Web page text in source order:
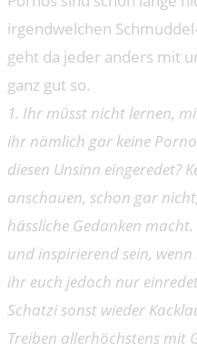
irgendwelchen
geht da jeder anders mit
ganz gut so.
1. Ihr müsst nicht lernen,
ihr nämlich gar keine
diesen Unsinn eingeredet?
anschauen, schon gar
hässliche Gedanken
und inspirierend sein,
ihr euch jedoch nur
Schatzi sonst wieder
Treiben allerhöchstens mit